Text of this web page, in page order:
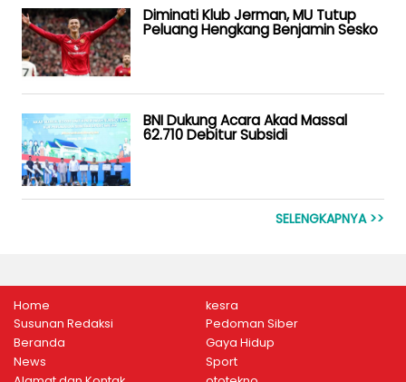
Diminati Klub Jerman, MU Tutup
Peluang Hengkang Benjamin Sesko
BNI Dukung Acara Akad Massal
62.710 Debitur Subsidi
SELENGKAPNYA >>
Home
Susunan Redaksi
Beranda
News
kesra
Pedoman Siber
Gaya Hidup
Sport